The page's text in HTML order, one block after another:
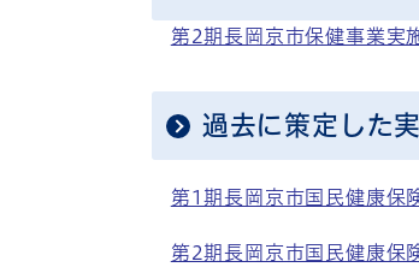
第2期長岡京市保健事業実
過去に策定した
第1期長岡京市国民健康保
第2期長岡京市国民健康保